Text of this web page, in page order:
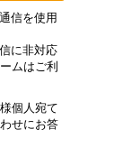
信を使用
に非対応
ムはご利
個人宛て
せにお答